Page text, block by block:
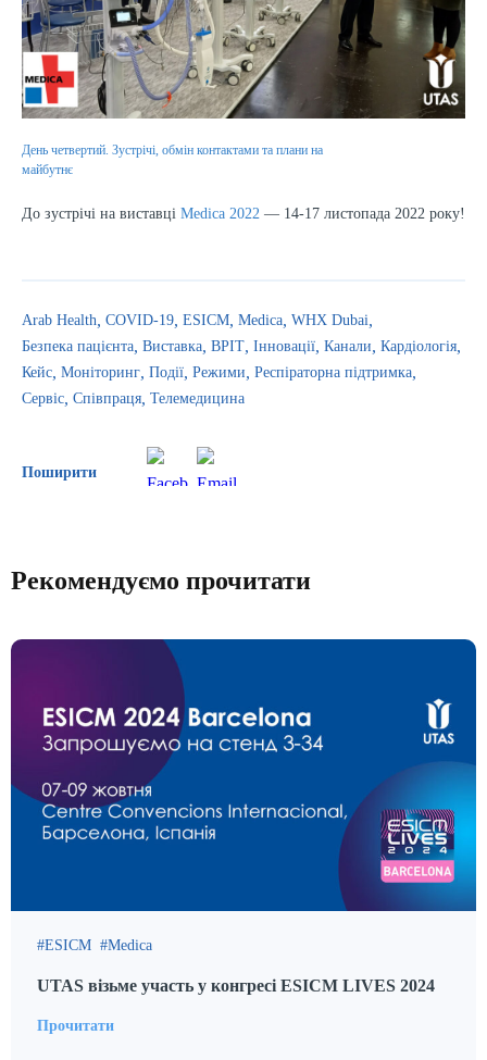
День четвертий. Зустрічі, обмін контактами та плани на
майбутнє
До зустрічі на виставці Medica 2022 — 14-17 листопада 2022 року!
Arab Health COVID-19 ESICM Medica WHX Dubai
Безпека пацієнта Виставка ВРІТ Інновації Канали Кардіологія
Кейс Моніторинг Події Режими Респіраторна підтримка
Сервіс Співпраця Телемедицина
Поширити
Рекомендуємо прочитати
ESICM Medica
UTAS візьме участь у конгресі ESICM LIVES 2024
Прочитати